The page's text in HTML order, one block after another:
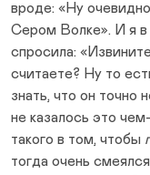
вроде: «Ну
Сером Волке». И я в
спросила:
считаете? Ну то
знать, что он точно
не казалось это
такого в том, чтобы
тогда очень